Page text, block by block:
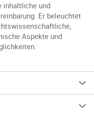
inhaltliche und
Er beleuchtet
Aspekte und